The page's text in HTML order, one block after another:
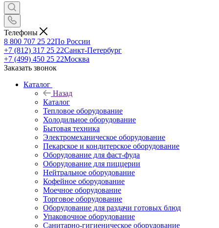
Телефоны
8 800 707 25 22По России
+7 (812) 317 25 22Санкт-Петербург
+7 (499) 450 25 22Москва
Заказать звонок
Каталог
Назад
Каталог
Тепловое оборудование
Холодильное оборудование
Бытовая техника
Электромеханическое оборудование
Пекарское и кондитерское оборудование
Оборудование для фаст-фуда
Оборудование для пиццерии
Нейтральное оборудование
Кофейное оборудование
Моечное оборудование
Торговое оборудование
Оборудование для раздачи готовых блюд
Упаковочное оборудование
Санитарно-гигиеническое оборудование